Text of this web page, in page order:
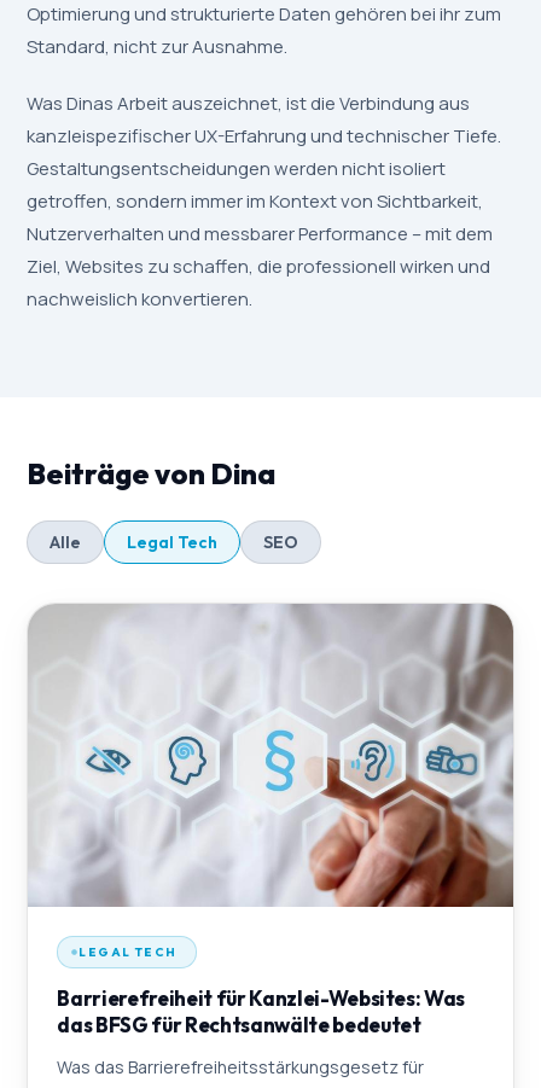
Optimierung und strukturierte Daten gehören bei ihr zum
Standard, nicht zur Ausnahme.
Was Dinas Arbeit auszeichnet, ist die Verbindung aus
kanzleispezifischer UX-Erfahrung und technischer Tiefe.
Gestaltungsentscheidungen werden nicht isoliert
getroffen, sondern immer im Kontext von Sichtbarkeit,
Nutzerverhalten und messbarer Performance – mit dem
Ziel, Websites zu schaffen, die professionell wirken und
nachweislich konvertieren.
Beiträge von Dina
Alle Legal Tech SEO
LEGAL TECH
Barrierefreiheit für Kanzlei-Websites: Was
das BFSG für Rechtsanwälte bedeutet
Was das Barrierefreiheitsstärkungsgesetz für